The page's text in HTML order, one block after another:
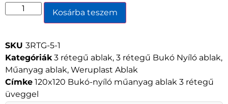
Kosárba teszem
SKU 3RTG-5-1
Kategóriák 3 rétegű ablak, 3 rétegű Bukó Nyíló ablak,
Műanyag ablak, Weruplast Ablak
Címke 120x120 Bukó-nyíló műanyag ablak 3 rétegű
üveggel